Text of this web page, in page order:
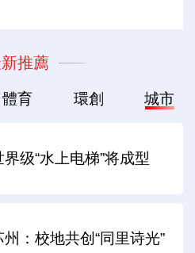
推薦
體育 環創 城市
界级“水上电梯”将成型
州：校地共创“同里诗光”